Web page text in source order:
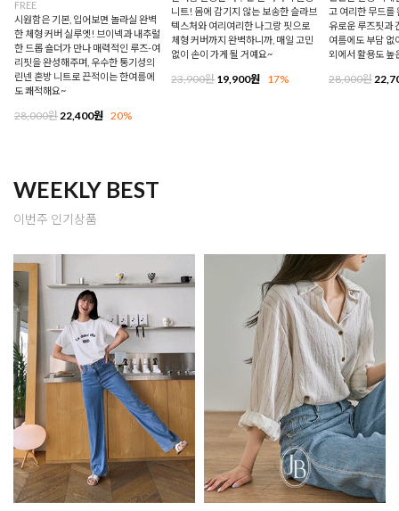
FREE
시원함은 기본, 입어보면 놀라실 완벽
한 체형 커버 실루엣! 브이넥과 내추럴
한 드롭 숄더가 만나 매력적인 루즈-여
리핏을 완성해주며, 우수한 통기성의
린넨 혼방 니트로 끈적이는 한여름에
도 쾌적해요~
28,000원22,400원 20%
니트! 몸에 감기지 않는 보송한 슬라브
텍스처와 여리여리한 나그랑 핏으로
체형 커버까지 완벽하니까, 매일 고민
없이 손이 가게 될 거예요~
23,900원19,900원 17%
고 여리한 무드를
유로운 루즈핏과
여름에도 부담 없
외에서 활용도 높
28,000원
WEEKLY BEST
이번주 인기상품